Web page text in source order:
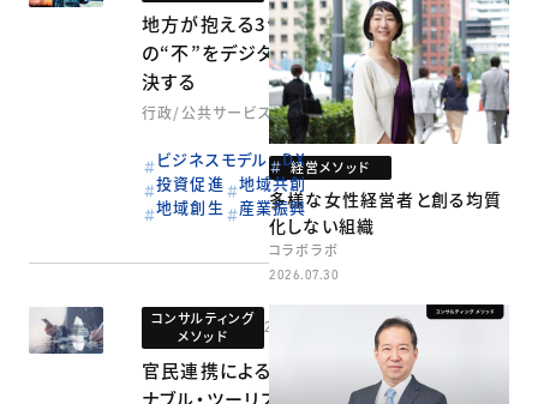
地方が抱える3つ
の“不”をデジタルで解
決する
行政/公共サービス
ビジネスモデル
DX
投資促進
地域共創
地域創生
産業振興
コンサルティング
メソッド
2023.03.01
官民連携によるサステ
ナブル・ツーリズムの推
経営メソッド
多様な女性経営者と創る均質
化しない組織
コラボラボ
2026.07.30